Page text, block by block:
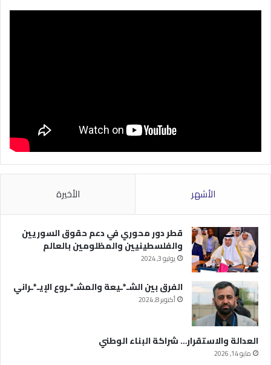
الأشهر الأخيرة
قطر دور محوري في دعم حقوق السوريين
والفلسطينيين والمظلومين بالعالم
يوليو 3, 2024
الفرق بين الشـ*ـيعة والمشـ*ـروع الإيـ*ـراني
أكتوبر 8, 2024
العدالة والاستقرار… شراكة البناء الوطني
مايو 14, 2026